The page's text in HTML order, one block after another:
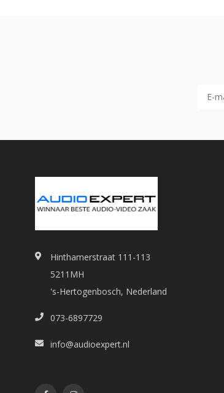
Hinthamerstraat 111-113
5211MH
's-Hertogenbosch, Nederland
073-6897729
info@audioexpert.nl